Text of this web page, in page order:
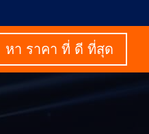
หา ราคา ที่ ดี ที่สุด